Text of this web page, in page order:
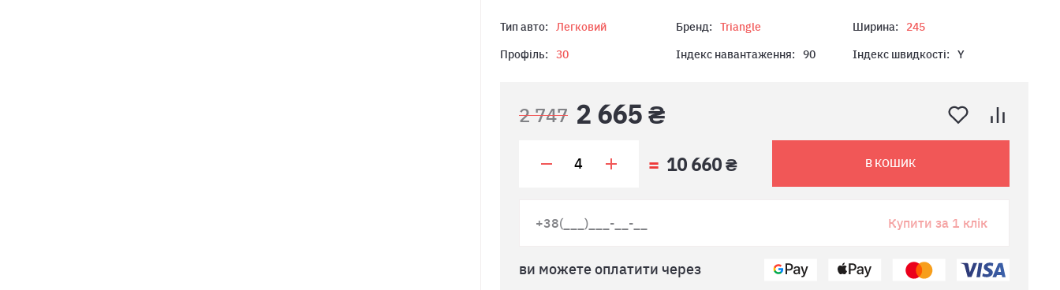
Тип авто: Легковий Бренд: Triangle Ширина:
245
Профіль:
30 Індекс навантаження: 90 Індекс швидкості: Y
2 747 2 665 ₴
10 660 ₴ В КОШИК
Купити за 1 клік
ви можете оплатити через